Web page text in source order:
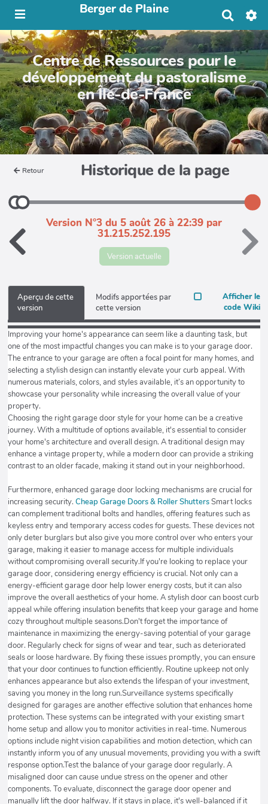
Berger de Plaine
h
e
r
c
h
e
r
Centre de Ressources pour le
développement du pastoralisme
en Île-de-France
Retour Historique de la page
Version N°3 du 5 août 26 à 22:39 par
31.215.252.195
Version actuelle
Aperçu de cette
version
Modifs apportées par
cette version
Afficher le
code Wiki